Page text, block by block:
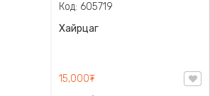
Код: 605719
Хайрцаг
15,000₮